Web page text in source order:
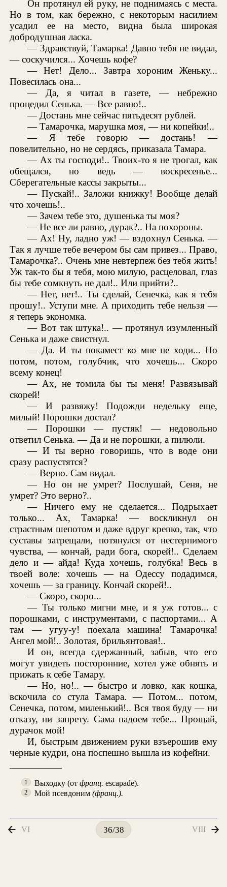
Он протянул ей руку, не поднимаясь с места.
Но в том, как бережно, с некоторым насилием
усадил ее на место, видна была широкая
добродушная ласка.
— Здравствуй, Тамарка! Давно тебя не видал,
— соскучился... Хочешь кофе?
— Нет! Дело... Завтра хороним Женьку...
Повесилась она...
— Да, я читал в газете, — небрежно
процедил Сенька. — Все равно!..
— Достань мне сейчас пятьдесят рублей.
— Тамарочка, марушка моя, — ни копейки!..
— Я тебе говорю — достань! —
повелительно, но не сердясь, приказала Тамара.
— Ах ты господи!.. Твоих-то я не трогал, как
обещался, но ведь — воскресенье...
Сберегательные кассы закрыты...
— Пускай!.. Заложи книжку! Вообще делай
что хочешь!..
— Зачем тебе это, душенька ты моя?
— Не все ли равно, дурак?.. На похороны.
— Ах! Ну, ладно уж! — вздохнул Сенька. —
Так я лучше тебе вечером бы сам привез... Право,
Тамарочка?.. Очень мне невтерпеж без тебя жить!
Уж так-то бы я тебя, мою милую, расцеловал, глаз
бы тебе сомкнуть не дал!.. Или прийти?..
— Нет, нет!.. Ты сделай, Сенечка, как я тебя
прошу!.. Уступи мне. А приходить тебе нельзя —
я теперь экономка.
— Вот так штука!.. — протянул изумленный
Сенька и даже свистнул.
— Да. И ты покамест ко мне не ходи... Но
потом, потом, голубчик, что хочешь... Скоро
всему конец!
— Ах, не томила бы ты меня! Развязывай
скорей!
— И развяжу! Подожди недельку еще,
милый! Порошки достал?
— Порошки — пустяк! — недовольно
ответил Сенька. — Да и не порошки, а пилюли.
— И ты верно говоришь, что в воде они
сразу распустятся?
— Верно. Сам видал.
— Но он не умрет? Послушай, Сеня, не
умрет? Это верно?..
— Ничего ему не сделается... Подрыхает
только... Ах, Тамарка! — воскликнул он
страстным шепотом и даже вдруг крепко, так, что
суставы затрещали, потянулся от нестерпимого
чувства, — кончай, ради бога, скорей!.. Сделаем
дело и — айда! Куда хочешь, голубка! Весь в
твоей воле: хочешь — на Одессу подадимся,
хочешь — за границу. Кончай скорей!..
— Скоро, скоро...
— Ты только мигни мне, и я уж готов... с
порошками, с инструментами, с паспортами... А
там — угуу-у! поехала машина! Тамарочка!
Ангел мой!.. Золотая, брильянтовая!..
И он, всегда сдержанный, забыв, что его
могут увидеть посторонние, хотел уже обнять и
прижать к себе Тамару.
— Но, но!.. — быстро и ловко, как кошка,
вскочила со стула Тамара. — Потом... потом,
Сенечка, потом, миленький!.. Вся твоя буду — ни
отказу, ни запрету. Сама надоем тебе... Прощай,
дурачок мой!
И, быстрым движением руки взъерошив ему
черные кудри, она поспешно вышла из кофейни.
1 Выходку (отфранц. escapade).
2 Мой псевдоним(франц.).
VI 36/38 VIII